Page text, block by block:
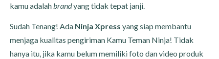
kamu adalah brandyang tidak tepat janji.
Sudah Tenang! Ada Ninja Xpress yang siap membantu
menjaga kualitas pengiriman Kamu Teman Ninja! Tidak
hanya itu, jika kamu belum memiliki foto dan video produk